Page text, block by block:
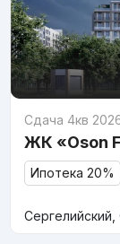
Сдача 4кв
ЖК «Oson
Ипотека 20%
Сергелийский,